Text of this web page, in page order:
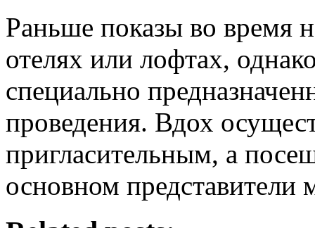
Раньше показы во время
отелях или лофтах,
специально
проведения. Вдох
пригласительным, а
основном представители